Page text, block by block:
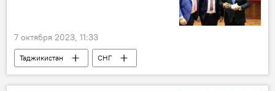
7 октября 2023, 11:33
Таджикистан
СНГ
Здравоохранение